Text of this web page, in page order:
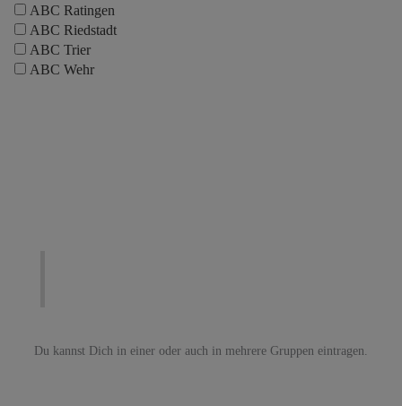
ABC Ratingen
ABC Riedstadt
ABC Trier
ABC Wehr
Du kannst Dich in einer oder auch in mehrere Gruppen eintragen.